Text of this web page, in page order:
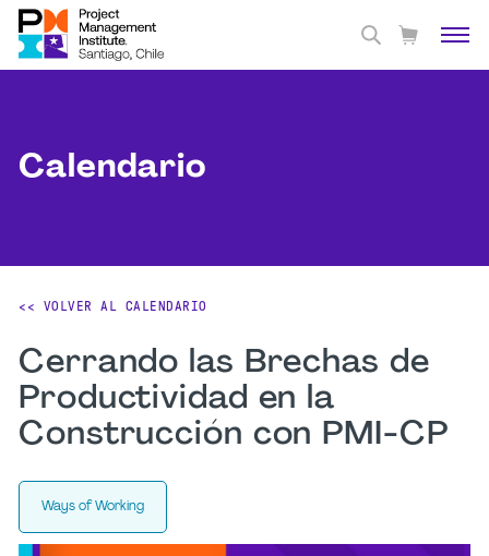
Calendario
<< VOLVER AL CALENDARIO
Cerrando las Brechas de
Productividad en la
Construcción con PMI-CP
Ways of Working